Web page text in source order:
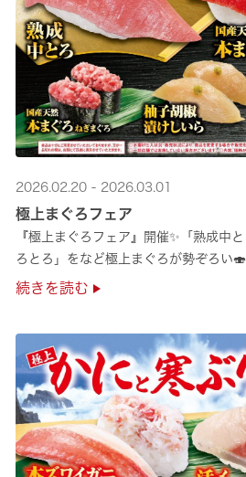
2026.02.20 - 2026.03.01
極上まぐろフェア
『極上まぐろフェア』開催✨「熟成中
ろとろ」をなど極上まぐろが勢ぞろい
続きを読む